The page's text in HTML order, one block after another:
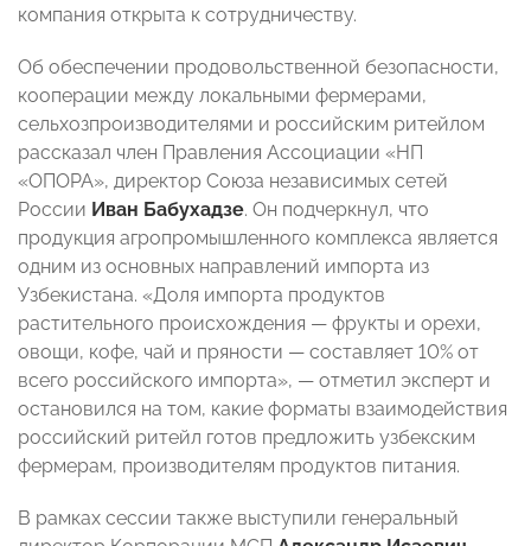
компания открыта к сотрудничеству.
Об обеспечении продовольственной безопасности,
кооперации между локальными фермерами,
сельхозпроизводителями и российским ритейлом
рассказал член Правления Ассоциации «НП
«ОПОРА», директор Союза независимых сетей
России Иван Бабухадзе. Он подчеркнул, что
продукция агропромышленного комплекса является
одним из основных направлений импорта из
Узбекистана. «Доля импорта продуктов
растительного происхождения — фрукты и орехи,
овощи, кофе, чай и пряности — составляет 10% от
всего российского импорта», — отметил эксперт и
остановился на том, какие форматы взаимодействия
российский ритейл готов предложить узбекским
фермерам, производителям продуктов питания.
В рамках сессии также выступили генеральный